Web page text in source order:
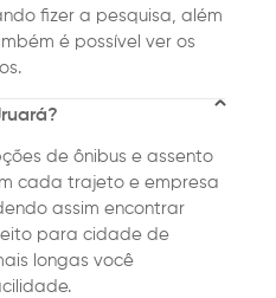
fizer a pesquisa, além
é possível ver os
de ônibus e assento
cada trajeto e empresa
assim encontrar
para cidade de
longas você